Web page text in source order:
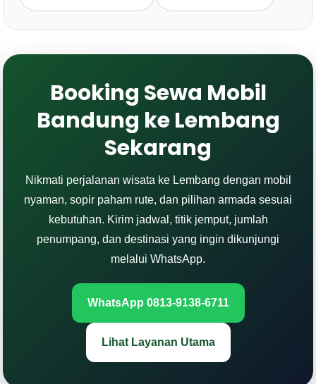
Booking Sewa Mobil
Bandung ke Lembang
Sekarang
Nikmati perjalanan wisata ke Lembang dengan mobil
nyaman, sopir paham rute, dan pilihan armada sesuai
kebutuhan. Kirim jadwal, titik jemput, jumlah
penumpang, dan destinasi yang ingin dikunjungi
melalui WhatsApp.
WhatsApp 0813-9138-6711
Lihat Layanan Utama